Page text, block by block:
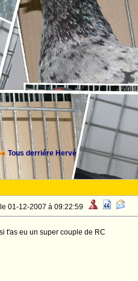
Tous derriére Hervé
01-12-2007 à 09:22:59
t'as eu un super couple de RC